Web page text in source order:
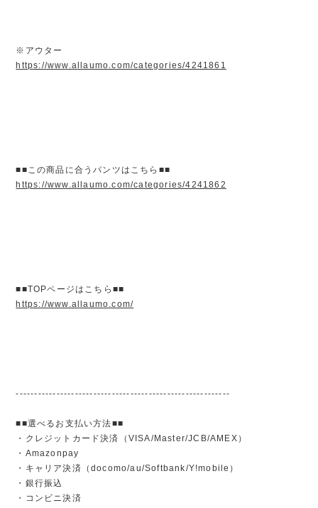
※アウター
https://www.allaumo.com/categories/4241861
■■この商品に合うパンツはこちら■■
https://www.allaumo.com/categories/4241862
■■TOPページはこちら■■
https://www.allaumo.com/
----------------------------------------------------------
■■選べるお支払い方法■■
・クレジットカード決済（VISA/Master/JCB/AMEX）
・Amazonpay
・キャリア決済（docomo/au/Softbank/Y!mobile）
・銀行振込
・コンビニ決済